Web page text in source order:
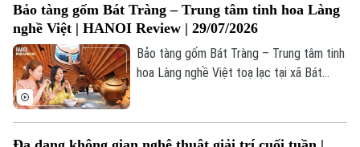
Thời trang
Âm nhạc
thống bằng những trải nghiệm gần gũi.
Bảo tàng gốm Bát Tràng – Trung tâm tinh hoa Làng
nghề Việt | HANOI Review | 29/07/2026
Bảo tàng gốm Bát Tràng – Trung tâm tinh
hoa Làng nghề Việt toạ lạc tại xã Bát